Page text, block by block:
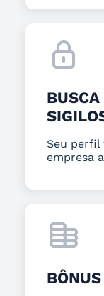
BUSCA
Seu perfil
empresa